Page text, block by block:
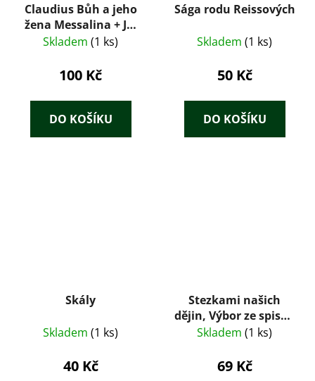
Claudius Bůh a jeho
žena Messalina + Já,
Claudius
Skladem (1 ks)
100 Kč
DO KOŠÍKU
Sága rodu Reissových
Skladem (1 ks)
50 Kč
DO KOŠÍKU
Skály
Skladem (1 ks)
40 Kč
Stezkami našich
dějin, Výbor ze spisův
Al. Jiráska
Skladem (1 ks)
69 Kč